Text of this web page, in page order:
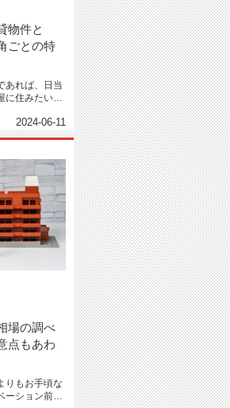
物件と
ごとの特
あれば、日当
に住みたいと
2024-06-11
場の調べ
点もあわ
りもお手頃な
ーション前提